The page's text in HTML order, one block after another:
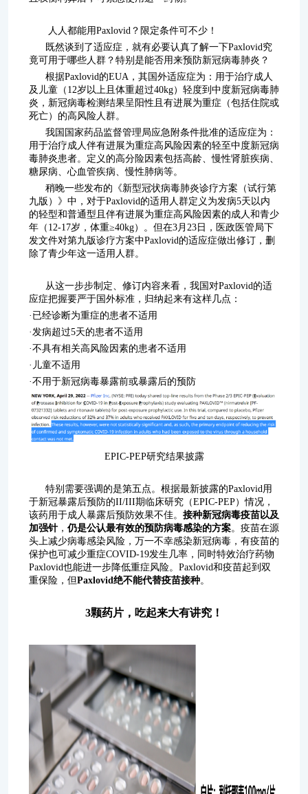
人人都能用Paxlovid？限定条件可不少！
既然谈到了适应症，就有必要认真了解一下Paxlovid究
竟可用于哪些人群？特别是能否用来预防新冠病毒肺炎？
根据Paxlovid的EUA，其国外适应症为：用于治疗成人
及儿童（12岁以上且体重超过40kg）轻度到中度新冠病毒肺
炎，新冠病毒检测结果呈阳性且有进展为重症（包括住院或
死亡）的高风险人群。
我国国家药品监督管理局应急附条件批准的适应症为：
用于治疗成人伴有进展为重症高风险因素的轻至中度新冠病
毒肺炎患者。定义的高分险因素包括高龄、慢性肾脏疾病、
糖尿病、心血管疾病、慢性肺病等。
稍晚一些发布的《新型冠状病毒肺炎诊疗方案（试行第
九版）》中，对于Paxlovid的适用人群定义为发病5天以内
的轻型和普通型且伴有进展为重症高风险因素的成人和青少
年（12-17岁，体重≥40kg）。但在3月23日，医政医管局下
发文件对第九版诊疗方案中Paxlovid的适应症做出修订，删
除了青少年这一适用人群。
从这一步步制定、修订内容来看，我国对Paxlovid的适
应症把握要严于国外标准，归纳起来有这样几点：
·已经诊断为重症的患者不适用
·发病超过5天的患者不适用
·不具有相关高风险因素的患者不适用
·儿童不适用
·不用于新冠病毒暴露前或暴露后的预防
EPIC-PEP研究结果披露
特别需要强调的是第五点。根据最新披露的Paxlovid用
于新冠暴露后预防的II/III期临床研究（EPIC-PEP）情况，
该药用于成人暴露后预防效果不佳。 接种新冠病毒疫苗以及
加强针， 仍是公认最有效的预防病毒感染的方案。疫苗在源
头上减少病毒感染风险，万一不幸感染新冠病毒，有疫苗的
保护也可减少重症COVID-19发生几率，同时特效治疗药物
Paxlovid也能进一步降低重症风险。Paxlovid和疫苗起到双
重保险，但Paxlovid绝不能代替疫苗接种。
3颗药片，吃起来大有讲究！